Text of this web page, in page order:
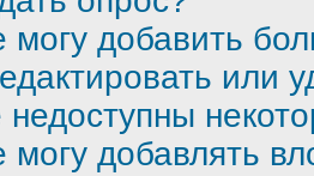
могу добавить
или
могу добавлять